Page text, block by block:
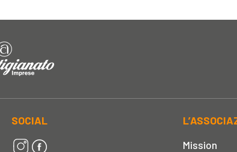
SOCIAL
Mission